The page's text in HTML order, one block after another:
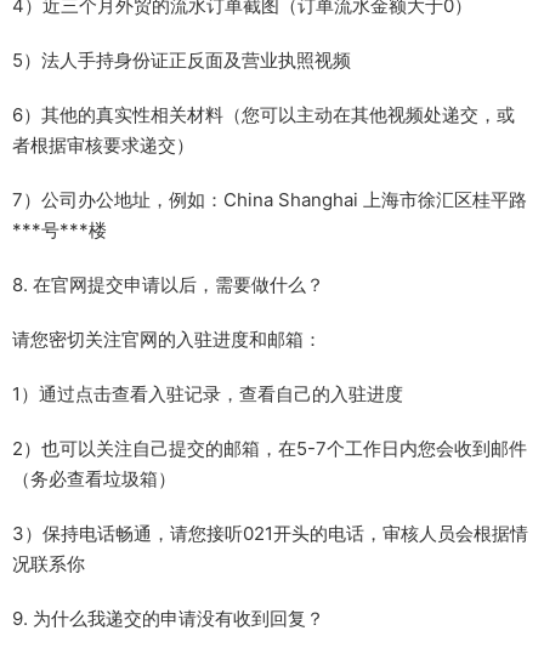
4）近三个月外贸的流水订单截图（订单流水金额大于0）
5）法人手持身份证正反面及营业执照视频
6）其他的真实性相关材料（您可以主动在其他视频处递交，或
者根据审核要求递交）
7）公司办公地址，例如：China Shanghai 上海市徐汇区桂平路
***号***楼
8. 在官网提交申请以后，需要做什么？
请您密切关注官网的入驻进度和邮箱：
1）通过点击查看入驻记录，查看自己的入驻进度
2）也可以关注自己提交的邮箱，在5-7个工作日内您会收到邮件
（务必查看垃圾箱）
3）保持电话畅通，请您接听021开头的电话，审核人员会根据情
况联系你
9. 为什么我递交的申请没有收到回复？